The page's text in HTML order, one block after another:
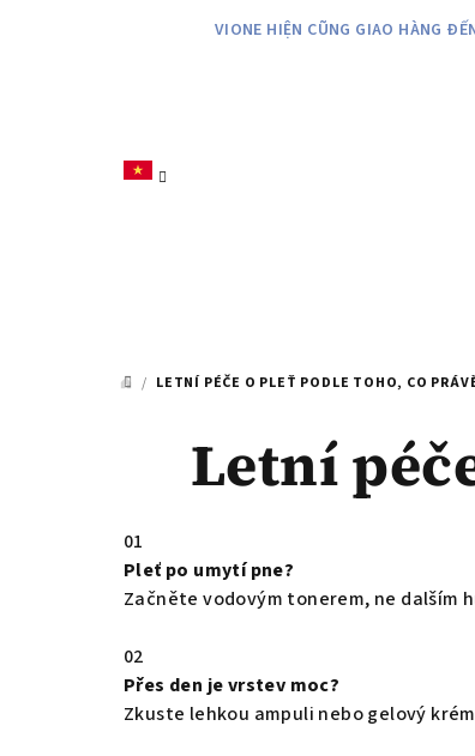
VIONE HIỆN CŨNG GIAO HÀNG
TRANG
/ LETNÍ PÉČE O PLEŤ PODLE TOHO, CO
Letní
01
Pleť po umytí pne?
Začněte vodovým tonerem, ne dalším
02
Přes den je vrstev moc?
Zkuste lehkou ampuli nebo gelový